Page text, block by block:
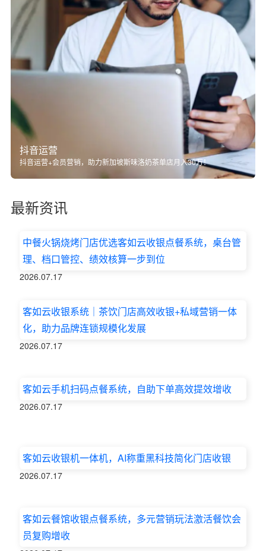
抖音运营
抖音运营+会员营销，助力新加坡斯味洛奶茶单店月入30万！
最新资讯
中餐火锅烧烤门店优选客如云收银点餐系统，桌台管
理、档口管控、绩效核算一步到位
2026.07.17
客如云收银系统｜茶饮门店高效收银+私域营销一体
化，助力品牌连锁规模化发展
2026.07.17
客如云手机扫码点餐系统，自助下单高效提效增收
2026.07.17
客如云收银机一体机，AI称重黑科技简化门店收银
2026.07.17
客如云餐馆收银点餐系统，多元营销玩法激活餐饮会
员复购增收